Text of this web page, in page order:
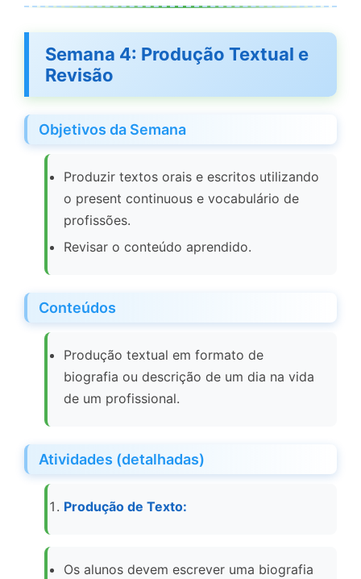
Semana 4: Produção Textual e
Revisão
Objetivos da Semana
Produzir textos orais e escritos utilizando
o present continuous e vocabulário de
profissões.
Revisar o conteúdo aprendido.
Conteúdos
Produção textual em formato de
biografia ou descrição de um dia na vida
de um profissional.
Atividades (detalhadas)
Produção de Texto:
Os alunos devem escrever uma biografia